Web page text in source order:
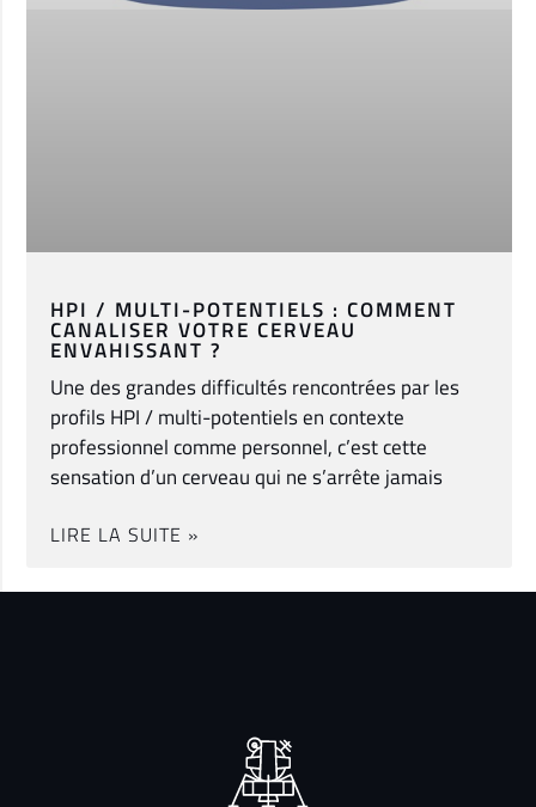
HPI / MULTI-POTENTIELS : COMMENT
CANALISER VOTRE CERVEAU
ENVAHISSANT ?
Une des grandes difficultés rencontrées par les
profils HPI / multi-potentiels en contexte
professionnel comme personnel, c’est cette
sensation d’un cerveau qui ne s’arrête jamais
LIRE LA SUITE »